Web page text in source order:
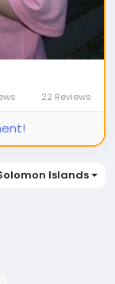
22 Reviews
Islands